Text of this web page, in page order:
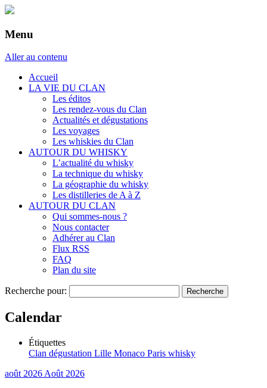
Menu
Aller au contenu
Accueil
LA VIE DU CLAN
Les éditos
Les rendez-vous du Clan
Actualités et dégustations
Les voyages
Les whiskies du Clan
AUTOUR DU WHISKY
L’actualité du whisky
La technique du whisky
La géographie du whisky
Les distilleries de A à Z
AUTOUR DU CLAN
Qui sommes-nous ?
Nous contacter
Adhérer au Clan
Flux RSS
FAQ
Plan du site
Recherche pour:
Calendar
Étiquettes
Clan dégustation Lille Monaco Paris whisky
août 2026 Août 2026